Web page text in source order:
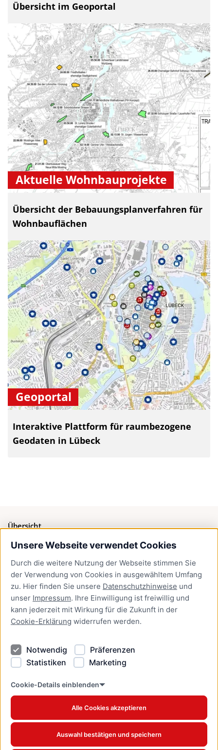
Unsere Webseite verwendet Cookies
Durch die weitere Nutzung der Webseite stimmen Sie
der Verwendung von Cookies in ausgewähltem Umfang
zu. Hier finden Sie unsere Datenschutzhinweise und
unser Impressum. Ihre Einwilligung ist freiwillig und
kann jederzeit mit Wirkung für die Zukunft in der
Cookie-Erklärung widerrufen werden.
Notwendig
Präferenzen
Statistiken
Marketing
Cookie-Details einblenden
Alle Cookies akzeptieren
Auswahl bestätigen und speichern
Übersicht im Geoportal
Aktuelle Wohnbauprojekte
Übersicht der Bebauungsplanverfahren für
Wohnbauflächen
Geoportal
Interaktive Plattform für raumbezogene
Geodaten in Lübeck
Übersicht
Bürgerservice
Presse
Newsletter Lübeck:kompakt
Kontakt
Kontakt
Datenschutzhinweise
Barrierefreiheit
Cookie Erklärung
www.luebeck.de